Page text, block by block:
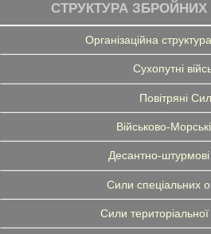
СТРУКТУРА ЗБРОЙНИХ
Організаційна
Сухопутні
Повітряні
Військово-
Десантно-штурмові
Сили спеціальних
Сили